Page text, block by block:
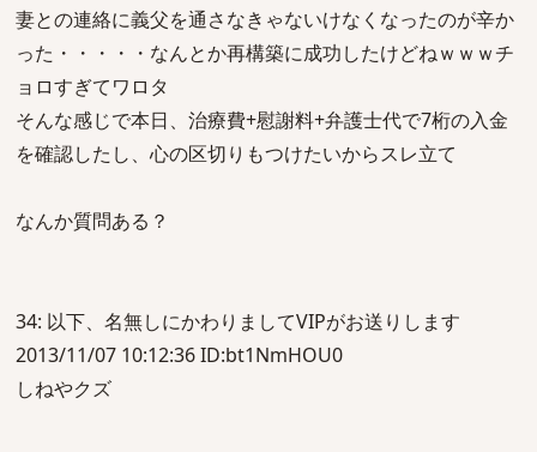
妻との連絡に義父を通さなきゃないけなくなったのが辛か
った・・・・・なんとか再構築に成功したけどねｗｗｗチ
ョロすぎてワロタ
そんな感じで本日、治療費+慰謝料+弁護士代で7桁の入金
を確認したし、心の区切りもつけたいからスレ立て
なんか質問ある？
34: 以下、名無しにかわりましてVIPがお送りします
2013/11/07 10:12:36 ID:bt1NmHOU0
しねやクズ